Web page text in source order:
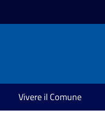
Vivere il Comune